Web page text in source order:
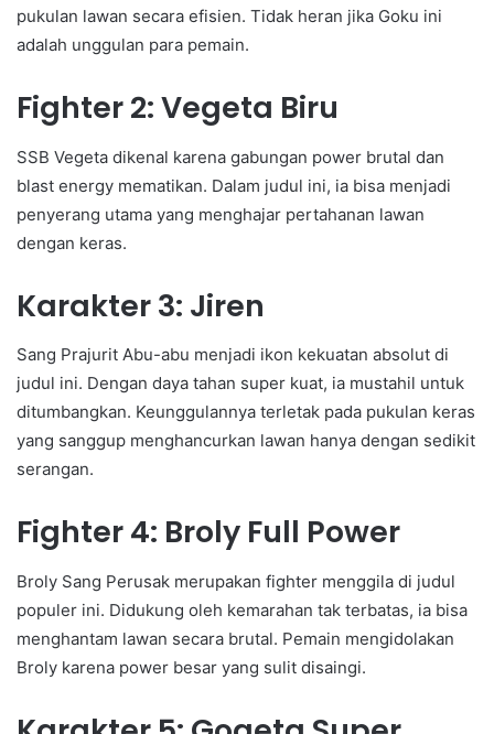
pukulan lawan secara efisien. Tidak heran jika Goku ini
adalah unggulan para pemain.
Fighter 2: Vegeta Biru
SSB Vegeta dikenal karena gabungan power brutal dan
blast energy mematikan. Dalam judul ini, ia bisa menjadi
penyerang utama yang menghajar pertahanan lawan
dengan keras.
Karakter 3: Jiren
Sang Prajurit Abu-abu menjadi ikon kekuatan absolut di
judul ini. Dengan daya tahan super kuat, ia mustahil untuk
ditumbangkan. Keunggulannya terletak pada pukulan keras
yang sanggup menghancurkan lawan hanya dengan sedikit
serangan.
Fighter 4: Broly Full Power
Broly Sang Perusak merupakan fighter menggila di judul
populer ini. Didukung oleh kemarahan tak terbatas, ia bisa
menghantam lawan secara brutal. Pemain mengidolakan
Broly karena power besar yang sulit disaingi.